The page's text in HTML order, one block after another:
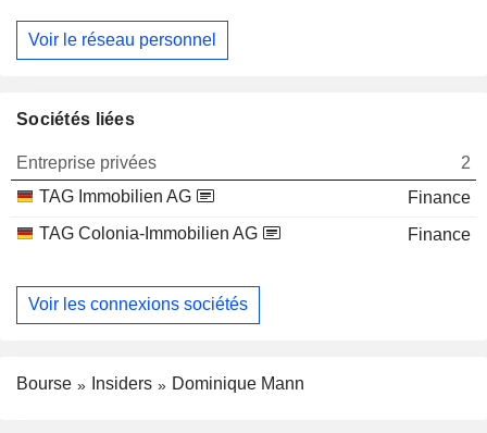
Voir le réseau personnel
Sociétés liées
Entreprise privées
2
TAG Immobilien AG
Finance
TAG Colonia-Immobilien AG
Finance
Voir les connexions sociétés
Bourse Insiders Dominique Mann